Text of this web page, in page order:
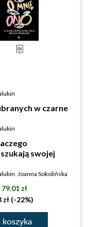
w czarne
swojej
Joanna Sokolińska
79.01 zł
zł (-22%)
koszyka